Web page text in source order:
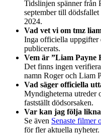
Tidslinjen spänner från
september till
2024.
Vad vet vi om tmz
Inga officiella uppgifter
publicerats.
Vem är ”Liam Payne
Det finns ingen
namn Roger och Liam
Vad säger officiella
Myndigheterna utreder
fastställt dödsorsaken.
Var kan jag följa
Se även Senaste filmer
för fler aktuella nyheter.